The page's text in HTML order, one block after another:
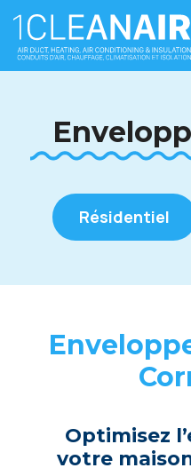
Résidentiel
Optimisez
votre